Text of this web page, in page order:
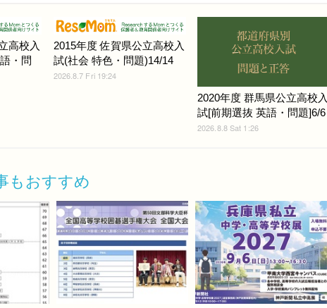
高校入
・問
2015年度 佐賀県公立高校入
試(社会 特色・問題)14/14
2026.8.7 Fri 19:24
2020年度 群馬県公立高校入
試[前期選抜 英語・問題]6/6
2026.8.8 Sat 1:26
もおすすめ